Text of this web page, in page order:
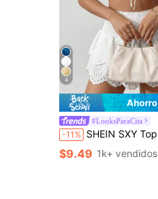
4
#LooksParaCita
-11% SHEIN SXY Top corto de mujer con bordado floral, nudo delantero y hombros
$9.49 1k+ vendidos